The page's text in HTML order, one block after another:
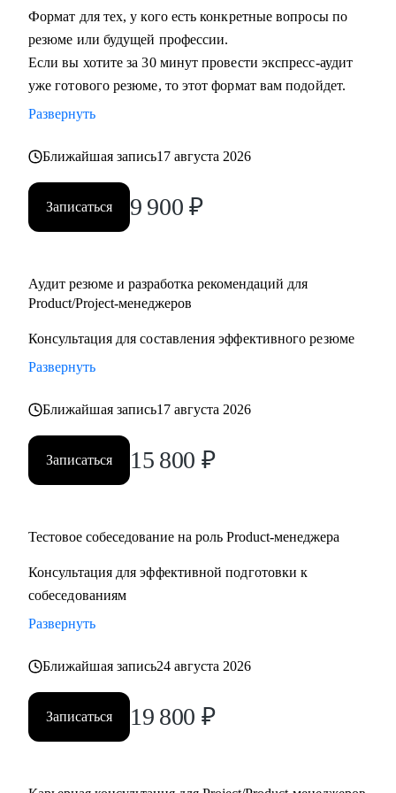
• Руководителям бизнеса: построение продуктовой
команды, консультация "внешнего СРО", построение
продуктовой культуры и ускорение процессов для
достижения целей.
• Тем, кто недавно стал руководителем: как работать с
сжигать команду, как работать со смежными командами,
заказчиками и руководителями.
• Senior менеджерам, которые хотят вырасти до СРО:
построение стратегии роста, менторство по рабочим
расти.
Формат для тех, у кого есть конкретные вопросы по
резюме или будущей профессии.
Если вы хотите за 30 минут провести экспресс-аудит
уже готового резюме, то этот формат вам подойдет.
Развернуть
Ближайшая запись17 августа 2026
Записаться 9 900 ₽
Аудит резюме и разработка рекомендаций для
Product/Project-менеджеров
Консультация для составления эффективного резюме
Развернуть
Ближайшая запись17 августа 2026
Записаться 15 800 ₽
Тестовое собеседование на роль Product-менеджера
Консультация для эффективной подготовки к
собеседованиям
Развернуть
Ближайшая запись24 августа 2026
Записаться 19 800 ₽